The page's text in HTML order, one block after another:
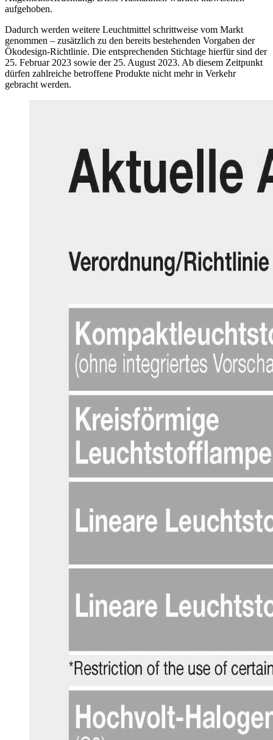
aufgehoben.
Dadurch werden weitere Leuchtmittel schrittweise vom Markt
genommen – zusätzlich zu den bereits bestehenden Vorgaben der
Ökodesign-Richtlinie. Die entsprechenden Stichtage hierfür sind der
25. Februar 2023 sowie der 25. August 2023. Ab diesem Zeitpunkt
dürfen zahlreiche betroffene Produkte nicht mehr in Verkehr
gebracht werden.